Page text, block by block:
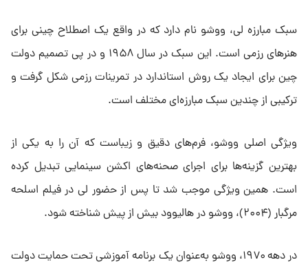
سبک مبارزه لی، ووشو نام دارد که در واقع یک اصطلاح چینی برای
هنرهای رزمی است. این سبک در سال ۱۹۵۸ و در پی تصمیم دولت
چین برای ایجاد یک روش استاندارد در تمرینات رزمی شکل گرفت و
ترکیبی از چندین سبک مبارزه‌ای مختلف است.
ویژگی اصلی ووشو، فرم‌های دقیق و زیباست که آن را به یکی از
بهترین گزینه‌ها برای اجرای صحنه‌های اکشن سینمایی تبدیل کرده
است. همین ویژگی موجب شد تا پس از حضور لی در فیلم اسلحه
مرگبار (۲۰۰۴)، ووشو در هالیوود بیش از پیش شناخته شود.
در دهه ۱۹۷۰، ووشو به‌عنوان یک برنامه آموزشی تحت حمایت دولت